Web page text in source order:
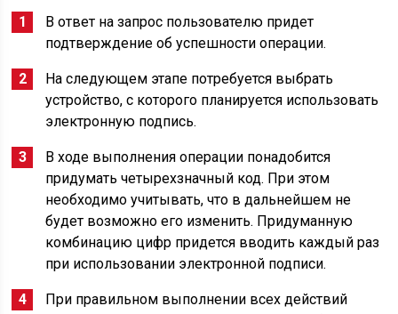
В ответ на запрос пользователю придет
подтверждение об успешности операции.
На следующем этапе потребуется выбрать
устройство, с которого планируется использовать
электронную подпись.
В ходе выполнения операции понадобится
придумать четырехзначный код. При этом
необходимо учитывать, что в дальнейшем не
будет возможно его изменить. Придуманную
комбинацию цифр придется вводить каждый раз
при использовании электронной подписи.
При правильном выполнении всех действий